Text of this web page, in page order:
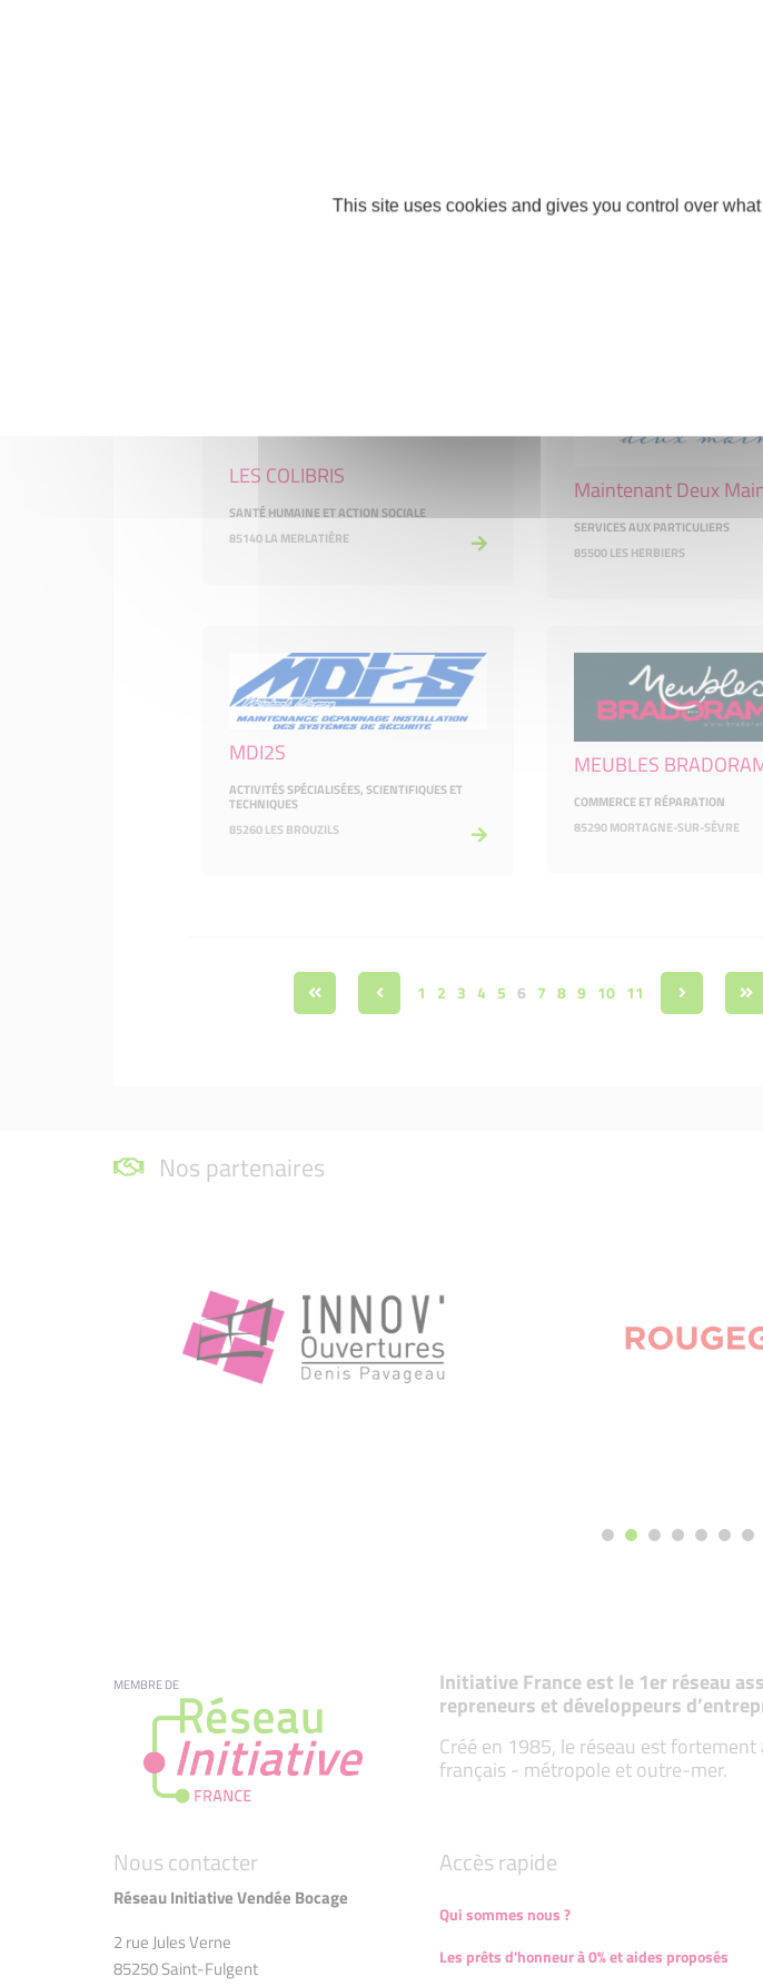
85480 BOURNEZEAU
LES COLIBRIS
SANTÉ HUMAINE ET ACTION SOCIALE
85140 LA MERLATIÈRE
Maintenant Deux
SERVICES AUX PARTICULIERS
85500 LES HERBIERS
MDI2S
ACTIVITÉS SPÉCIALISÉES, SCIENTIFIQUES ET
TECHNIQUES
85260 LES BROUZILS
MEUBLES
COMMERCE ET RÉPARATION
85290 MORTAGNE-SUR-SÈVRE
1 2 3 4 5 6 7 8 9 10 11
Nos partenaires
MEMBRE DE Initiative France est le 1er réseau
repreneurs et développeurs
Créé en 1985, le réseau est
français - métropole et outre-mer.
Nous contacter
Réseau Initiative Vendée Bocage
2 rue Jules Verne
85250 Saint-Fulgent
Accès rapide
Qui sommes nous ?
Les prêts d'honneur à 0% et aides proposés
This site uses cookies and gives you control over